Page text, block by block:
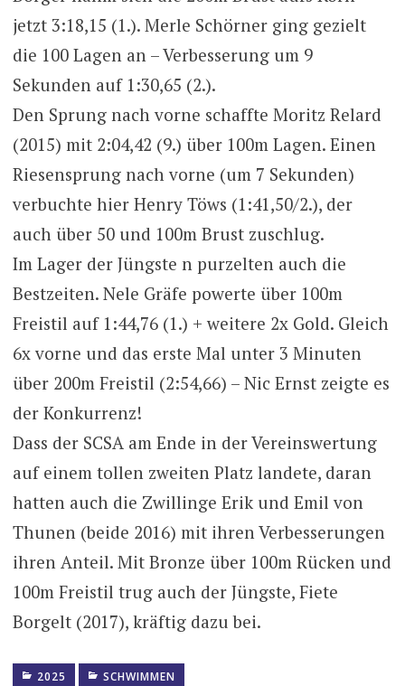
jetzt 3:18,15 (1.). Merle Schörner ging gezielt
die 100 Lagen an – Verbesserung um 9
Sekunden auf 1:30,65 (2.).
Den Sprung nach vorne schaffte Moritz Relard
(2015) mit 2:04,42 (9.) über 100m Lagen. Einen
Riesensprung nach vorne (um 7 Sekunden)
verbuchte hier Henry Töws (1:41,50/2.), der
auch über 50 und 100m Brust zuschlug.
Im Lager der Jüngste n purzelten auch die
Bestzeiten. Nele Gräfe powerte über 100m
Freistil auf 1:44,76 (1.) + weitere 2x Gold. Gleich
6x vorne und das erste Mal unter 3 Minuten
über 200m Freistil (2:54,66) – Nic Ernst zeigte es
der Konkurrenz!
Dass der SCSA am Ende in der Vereinswertung
auf einem tollen zweiten Platz landete, daran
hatten auch die Zwillinge Erik und Emil von
Thunen (beide 2016) mit ihren Verbesserungen
ihren Anteil. Mit Bronze über 100m Rücken und
100m Freistil trug auch der Jüngste, Fiete
Borgelt (2017), kräftig dazu bei.
2025 SCHWIMMEN